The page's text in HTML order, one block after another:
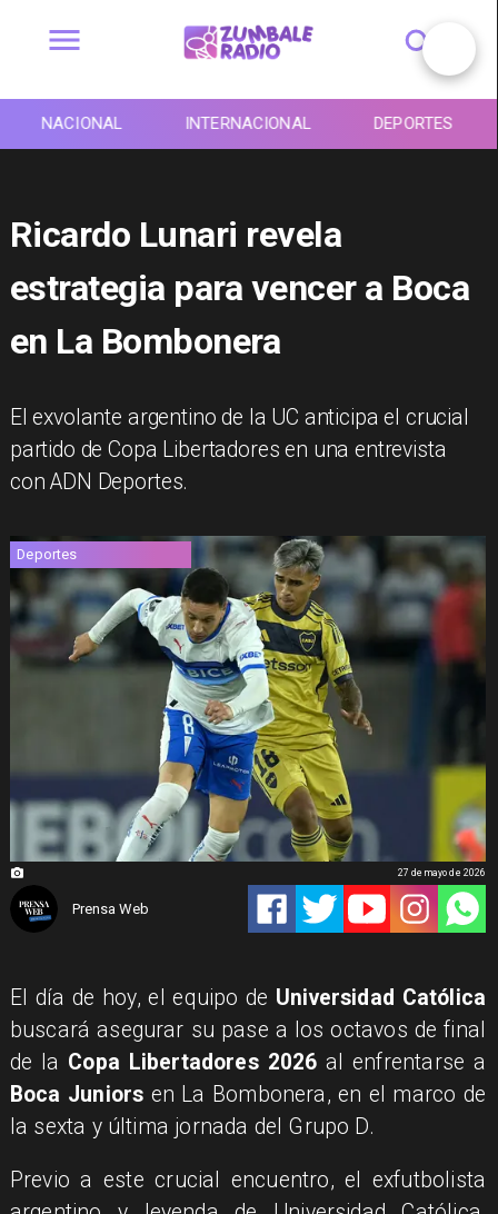
NACIONAL INTERNACIONAL DEPORTES
Ricardo Lunari revela
estrategia para vencer a Boca
en La Bombonera
El exvolante argentino de la UC anticipa el crucial
partido de Copa Libertadores en una entrevista
con ADN Deportes.
Deportes
Prensa Web
27 de mayo de 2026
El día de hoy, el equipo de Universidad Católica
buscará asegurar su pase a los octavos de final
de la Copa Libertadores 2026 al enfrentarse a
Boca Juniors en La Bombonera, en el marco de
la sexta y última jornada del Grupo D.
Previo a este crucial encuentro, el exfutbolista